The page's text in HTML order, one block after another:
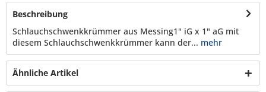
Beschreibung
Schlauchschwenkkrümmer aus Messing1" iG x 1" aG mit
diesem Schlauchschwenkkrümmer kann der... mehr
Ähnliche Artikel